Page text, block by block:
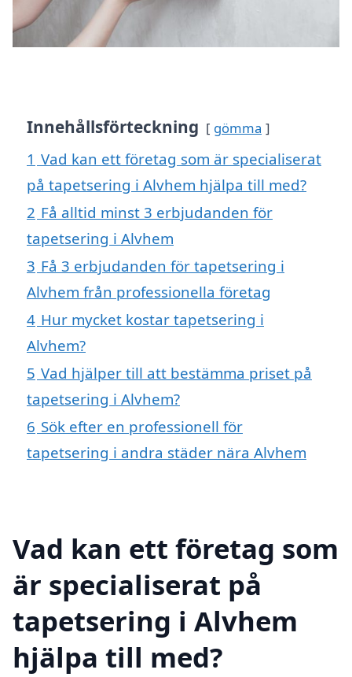
Innehållsförteckning gömma
1 Vad kan ett företag som är specialiserat
på tapetsering i Alvhem hjälpa till med?
2 Få alltid minst 3 erbjudanden för
tapetsering i Alvhem
3 Få 3 erbjudanden för tapetsering i
Alvhem från professionella företag
4 Hur mycket kostar tapetsering i
Alvhem?
5 Vad hjälper till att bestämma priset på
tapetsering i Alvhem?
6 Sök efter en professionell för
tapetsering i andra städer nära Alvhem
Vad kan ett företag som
är specialiserat på
tapetsering i Alvhem
hjälpa till med?